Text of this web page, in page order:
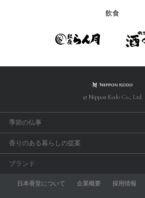
飲食
© Nippon Kodo Co., Ltd.
季節の仏事
春のお彼岸
母の日参り
父の日参り
香りのある暮らしの提案
アロマで手軽に「睡眠のセルフケア」
おうち時間の充実に香りを取り入れよう
ブランド
aroma vera
日本香堂について 企業概要 採用情報